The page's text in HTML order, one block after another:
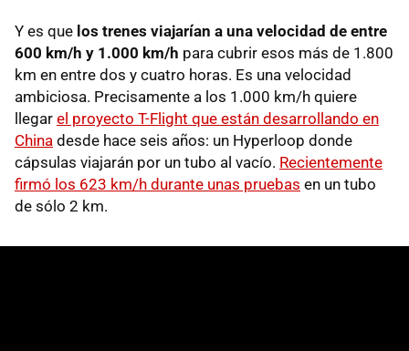
Y es que los trenes viajarían a una velocidad de entre
600 km/h y 1.000 km/h para cubrir esos más de 1.800
km en entre dos y cuatro horas. Es una velocidad
ambiciosa. Precisamente a los 1.000 km/h quiere
llegar el proyecto T-Flight que están desarrollando en
China desde hace seis años: un Hyperloop donde
cápsulas viajarán por un tubo al vacío. Recientemente
firmó los 623 km/h durante unas pruebas en un tubo
de sólo 2 km.